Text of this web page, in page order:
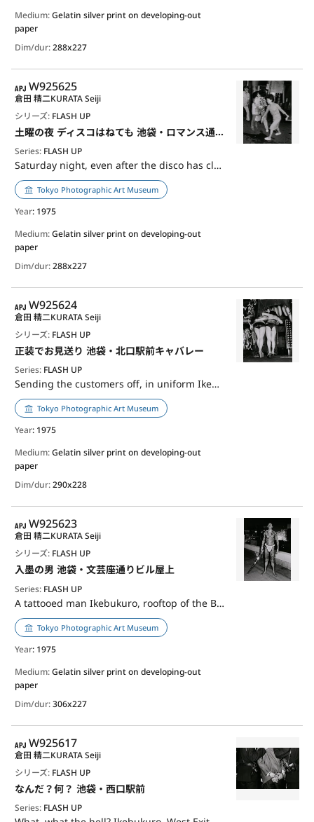
Medium:Gelatin silver print on developing-out
paper
Dim/dur:288x227
APJ
W925625
土曜の夜 ディスコはねても 池袋・ロマンス通り
シリーズ: FLASH UP
Saturday night, even after the disco has closed･･･ Ikebukuro, Romance Street
Series: FLASH UP
倉田 精二KURATA Seiji
Tokyo Photographic Art Museum
Year: 1975
Medium:Gelatin silver print on developing-out
paper
Dim/dur:288x227
APJ
W925624
正装でお見送り 池袋・北口駅前キャバレー
シリーズ: FLASH UP
Sending the customers off, in uniform Ikebukuro, Station North Exit cabaret club
Series: FLASH UP
倉田 精二KURATA Seiji
Tokyo Photographic Art Museum
Year: 1975
Medium:Gelatin silver print on developing-out
paper
Dim/dur:290x228
APJ
W925623
入墨の男 池袋・文芸座通りビル屋上
シリーズ: FLASH UP
A tattooed man Ikebukuro, rooftop of the Bungeiza Street Building
Series: FLASH UP
倉田 精二KURATA Seiji
Tokyo Photographic Art Museum
Year: 1975
Medium:Gelatin silver print on developing-out
paper
Dim/dur:306x227
APJ
W925617
なんだ？何？ 池袋・西口駅前
シリーズ: FLASH UP
Series: FLASH UP
倉田 精二KURATA Seiji